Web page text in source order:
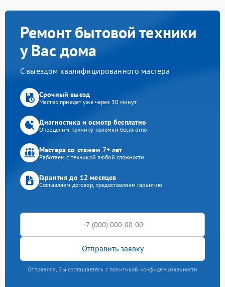
Ремонт бытовой техники
у Вас дома
С выездом квалифицированного мастера
Срочный выезд
Мастер приедет уже через 30 минут
Диагностика и осмотр бесплатно
Определим причину поломки бесплатно
Мастера со стажем 7+ лет
Работаем с техникой любой сложности
Гарантия до 12 месяцев
Составляем договор, предоставляем гарантию
Отправить заявку
Отправляя, Вы соглашаетесь с политикой конфиденциальности